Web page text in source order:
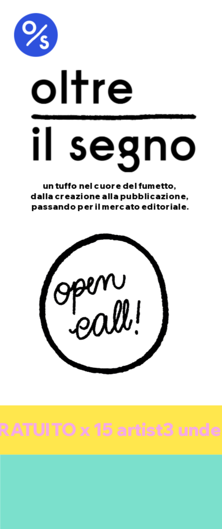
x 15 artist3 under 35 |
un tuffo nel cuore del fumetto,
dalla creazione alla pubblicazione,
passando per il mercato editoriale.